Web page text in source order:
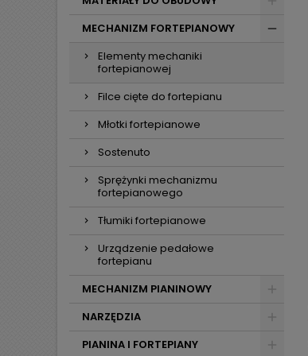
MECHANIZM FORTEPIANOWY
Elementy mechaniki
fortepianowej
Filce cięte do fortepianu
Młotki fortepianowe
Sostenuto
Sprężynki mechanizmu
fortepianowego
Tłumiki fortepianowe
Urządzenie pedałowe
fortepianu
MECHANIZM PIANINOWY
NARZĘDZIA
PIANINA I FORTEPIANY